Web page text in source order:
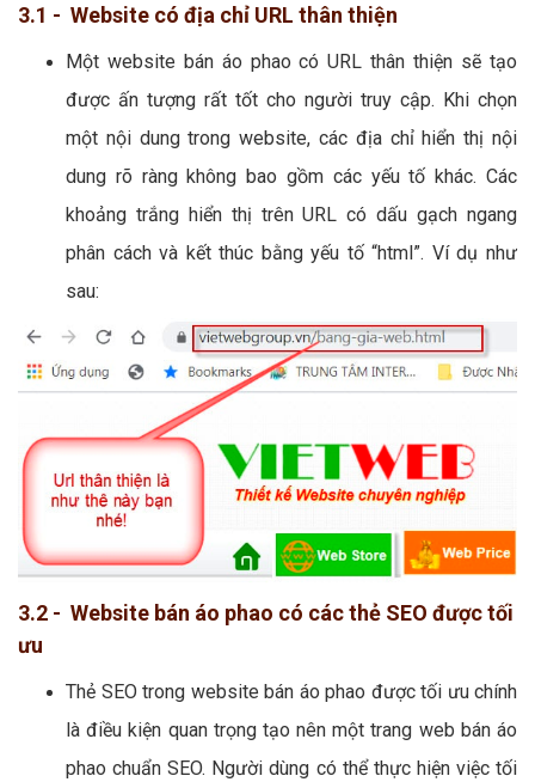
3.1 - Website có địa chỉ URL thân thiện
Một website bán áo phao có URL thân thiện sẽ tạo
được ấn tượng rất tốt cho người truy cập. Khi chọn
một nội dung trong website, các địa chỉ hiển thị nội
dung rõ ràng không bao gồm các yếu tố khác. Các
khoảng trắng hiển thị trên URL có dấu gạch ngang
phân cách và kết thúc bằng yếu tố “html”. Ví dụ như
sau:
3.2 - Website bán áo phao có các thẻ SEO được tối
ưu
Thẻ SEO trong website bán áo phao được tối ưu chính
là điều kiện quan trọng tạo nên một trang web bán áo
phao chuẩn SEO. Người dùng có thể thực hiện việc tối